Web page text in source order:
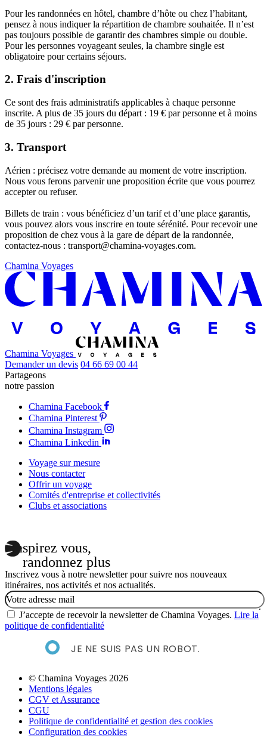
Pour les randonnées en hôtel, chambre d’hôte ou chez l’habitant,
pensez à nous indiquer la répartition de chambre souhaitée. Il n’est
pas toujours possible de garantir des chambres simple ou double.
Pour les personnes voyageant seules, la chambre single est
obligatoire pour certains séjours.
2. Frais d'inscription
Ce sont des frais administratifs applicables à chaque personne
inscrite. A plus de 35 jours du départ : 19 € par personne et à moins
de 35 jours : 29 € par personne.
3. Transport
Aérien : précisez votre demande au moment de votre inscription.
Nous vous ferons parvenir une proposition écrite que vous pourrez
accepter ou refuser.
Billets de train : vous bénéficiez d’un tarif et d’une place garantis,
vous pouvez alors vous inscrire en toute sérénité. Pour recevoir une
proposition de chez vous à la gare de départ de la randonnée,
contactez-nous : transport@chamina-voyages.com.
Chamina Voyages
Chamina Voyages
Demander un devis 04 66 69 00 44
Partageons
notre passion
Chamina Facebook
Chamina Pinterest
Chamina Instagram
Chamina Linkedin
Voyage sur mesure
Nous contacter
Offrir un voyage
Comités d'entreprise et collectivités
Clubs et associations
Inspirez vous,
randonnez plus
Inscrivez vous à notre newsletter pour suivre nos nouveaux
itinéraires, nos activités et nos actualités.
Email
J’accepte de recevoir la newsletter de Chamina Voyages. Lire la
politique de confidentialité
JE NE SUIS PAS UN ROBOT.
© Chamina Voyages 2026
Mentions légales
CGV et Assurance
CGU
Politique de confidentialité et gestion des cookies
Configuration des cookies